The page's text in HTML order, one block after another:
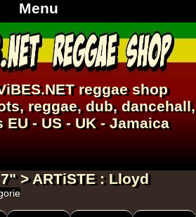
Menu
reggae shop
reggae,dub,dancehall,
EU - US - UK - Jamaica
> ARTiSTE : Lloyd